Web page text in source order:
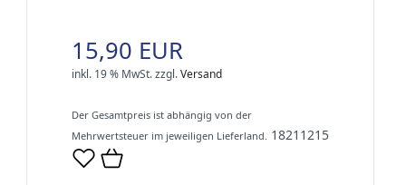
15,90 EUR
inkl. 19 % MwSt.zzgl.Versand
Der Gesamtpreis ist abhängig von der
Mehrwertsteuer im jeweiligen Lieferland. 18211215